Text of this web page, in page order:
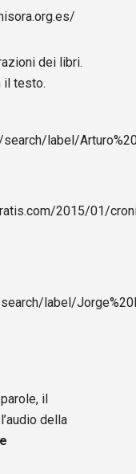
dei libri.
il testo.
label/
2015/01/
label/
il
della